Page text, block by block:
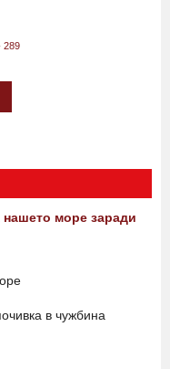
289
нашето море заради
в чужбина